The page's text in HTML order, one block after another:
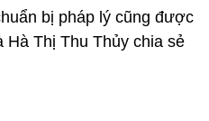
bị pháp lý cũng được
Hà Thị Thu Thủy chia sẻ